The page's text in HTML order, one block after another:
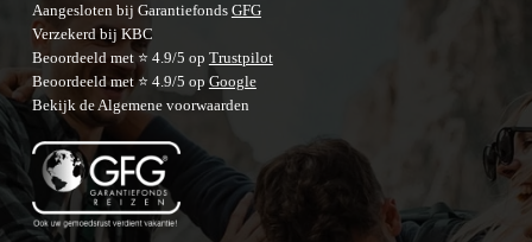
Aangesloten bij Garantiefonds GFG
Verzekerd bij KBC
Beoordeeld met ⭐ 4.9/5 op Trustpilot
Beoordeeld met ⭐ 4.9/5 op Google
Bekijk deAlgemene voorwaarden